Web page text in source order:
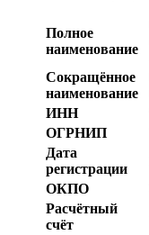
Полное
наименование
Сокращённое
наименование
ИНН
ОГРНИП
Дата
регистрации
ОКПО
Расчётный
счёт